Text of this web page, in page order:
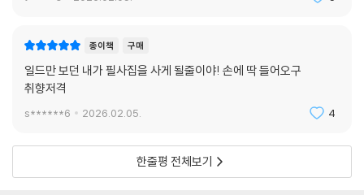
종이책 구매
일드만 보던 내가 필사집을 사게 될줄이야! 손에 딱 들어오구
취향저격
s******6 2026.02.05. 4
한줄평 전체보기